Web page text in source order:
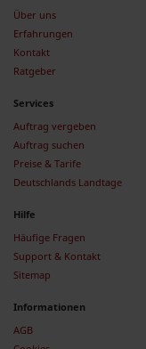
Über uns
Erfahrungen
Kontakt
Ratgeber
Services
Auftrag vergeben
Auftrag suchen
Preise & Tarife
Deutschlands Landtage
Hilfe
Häufige Fragen
Support & Kontakt
Sitemap
Informationen
AGB